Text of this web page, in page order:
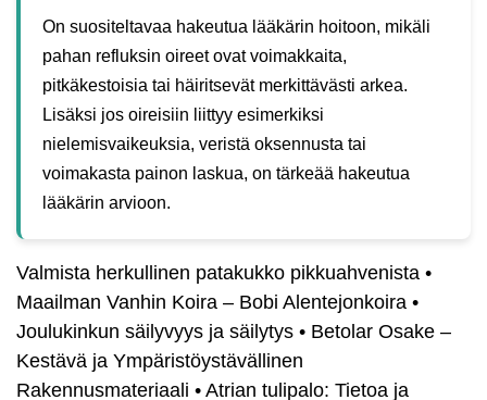
On suositeltavaa hakeutua lääkärin hoitoon, mikäli
pahan refluksin oireet ovat voimakkaita,
pitkäkestoisia tai häiritsevät merkittävästi arkea.
Lisäksi jos oireisiin liittyy esimerkiksi
nielemisvaikeuksia, veristä oksennusta tai
voimakasta painon laskua, on tärkeää hakeutua
lääkärin arvioon.
Valmista herkullinen patakukko pikkuahvenista •
Maailman Vanhin Koira – Bobi Alentejonkoira •
Joulukinkun säilyvyys ja säilytys • Betolar Osake –
Kestävä ja Ympäristöystävällinen
Rakennusmateriaali • Atrian tulipalo: Tietoa ja